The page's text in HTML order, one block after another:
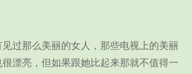
那么美丽的女人，那些电视上的美丽
漂亮，但如果跟她比起来那就不值得一